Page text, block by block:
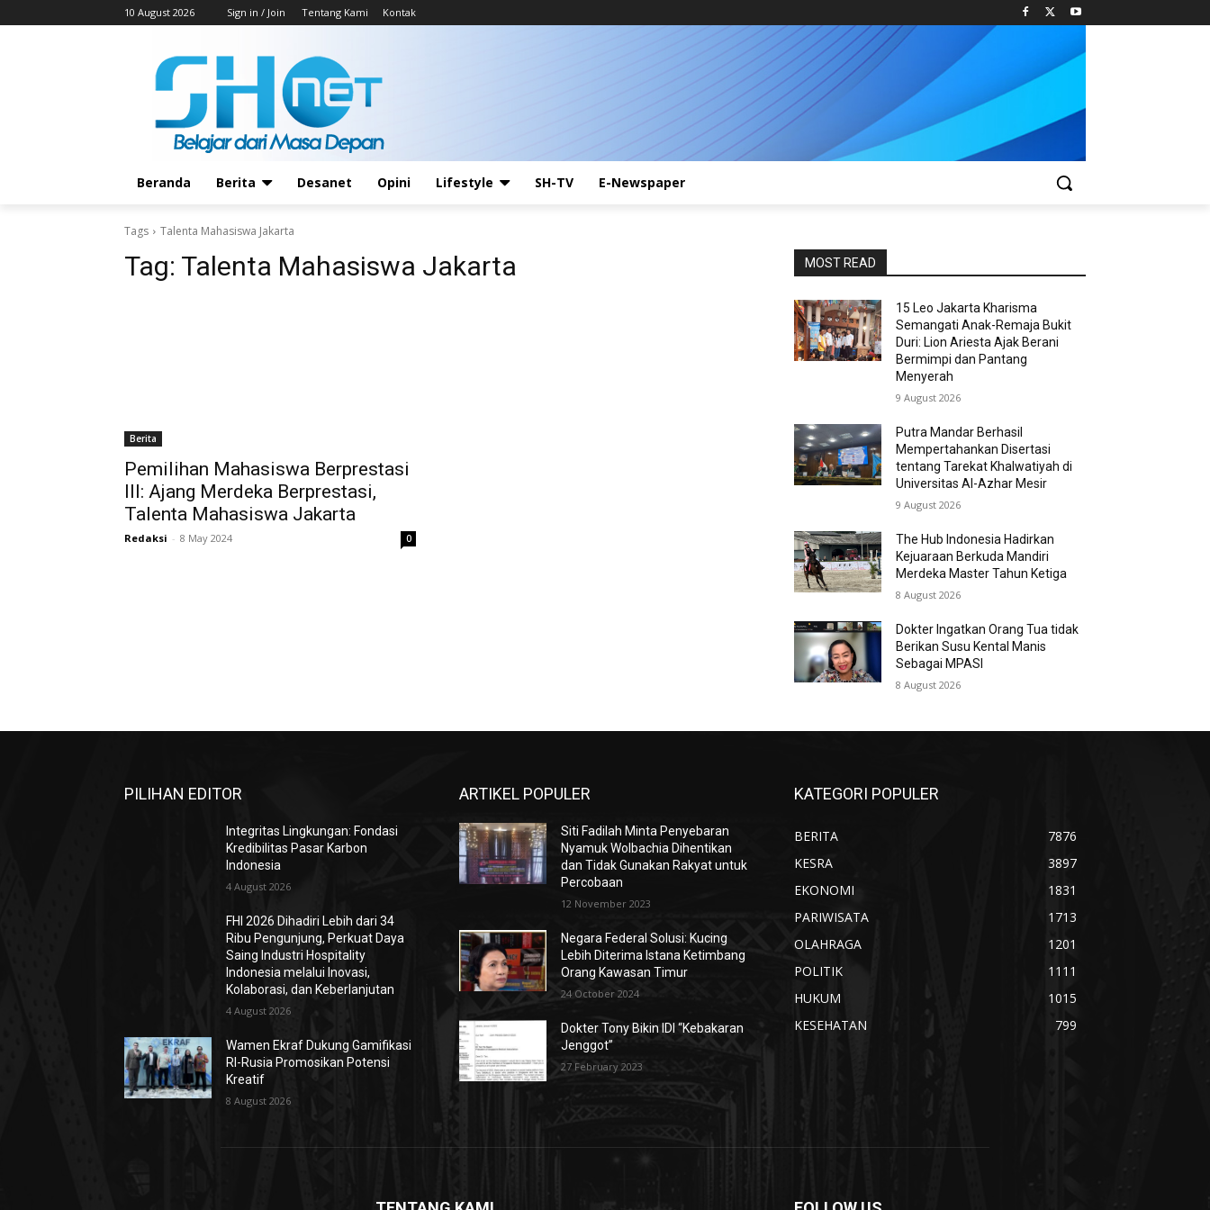
10 August 2026 Sign in / Join Tentang Kami Kontak
Beranda Berita Desanet Opini Lifestyle SH-TV E-Newspaper
Tags Talenta Mahasiswa Jakarta
Tag: Talenta Mahasiswa Jakarta
Berita
Pemilihan Mahasiswa Berprestasi
III: Ajang Merdeka Berprestasi,
Talenta Mahasiswa Jakarta
Redaksi - 8 May 2024 0
MOST READ
15 Leo Jakarta Kharisma
Semangati Anak-Remaja Bukit
Duri: Lion Ariesta Ajak Berani
Bermimpi dan Pantang
Menyerah
9 August 2026
Putra Mandar Berhasil
Mempertahankan Disertasi
tentang Tarekat Khalwatiyah di
Universitas Al-Azhar Mesir
9 August 2026
The Hub Indonesia Hadirkan
Kejuaraan Berkuda Mandiri
Merdeka Master Tahun Ketiga
8 August 2026
Dokter Ingatkan Orang Tua tidak
Berikan Susu Kental Manis
Sebagai MPASI
8 August 2026
PILIHAN EDITOR
Integritas Lingkungan: Fondasi
Kredibilitas Pasar Karbon
Indonesia
4 August 2026
FHI 2026 Dihadiri Lebih dari 34
Ribu Pengunjung, Perkuat Daya
Saing Industri Hospitality
Indonesia melalui Inovasi,
Kolaborasi, dan Keberlanjutan
4 August 2026
Wamen Ekraf Dukung Gamifikasi
RI-Rusia Promosikan Potensi
Kreatif
8 August 2026
ARTIKEL POPULER
Siti Fadilah Minta Penyebaran
Nyamuk Wolbachia Dihentikan
dan Tidak Gunakan Rakyat untuk
Percobaan
12 November 2023
Negara Federal Solusi: Kucing
Lebih Diterima Istana Ketimbang
Orang Kawasan Timur
24 October 2024
Dokter Tony Bikin IDI “Kebakaran
Jenggot”
27 February 2023
KATEGORI POPULER
BERITA
7876
KESRA
3897
EKONOMI
1831
PARIWISATA
1713
OLAHRAGA
1201
POLITIK
1111
HUKUM
1015
KESEHATAN
799